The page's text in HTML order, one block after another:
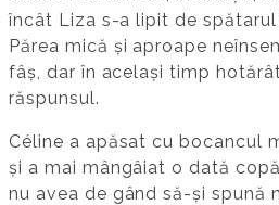
încât Liza s-a lipit de
Părea mică și aproape
fâș, dar în același timp
răspunsul.
Céline a apăsat cu bocancul
și a mai mângâiat o dată
nu avea de gând să-și spună